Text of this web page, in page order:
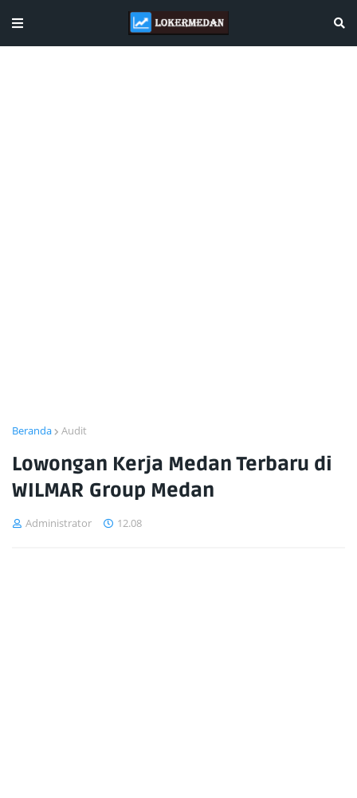
Beranda Audit
Lowongan Kerja Medan Terbaru di
WILMAR Group Medan
Administrator 12.08